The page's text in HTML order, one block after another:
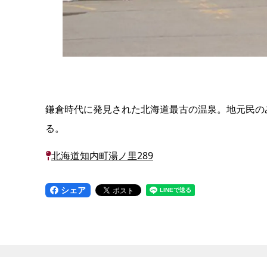
鎌倉時代に発見された北海道最古の温泉。地元民
る。
北海道知内町湯ノ里289
シェア